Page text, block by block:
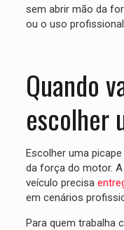
sem abrir mão da
ou o uso
Quando
escolher
Escolher uma
da força do motor.
veículo precisa
em cenários
Para quem trabalha